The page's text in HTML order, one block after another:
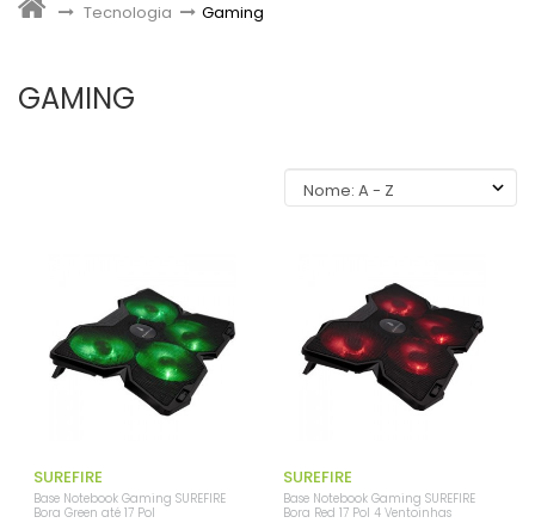
> Tecnologia > Gaming
GAMING
SUREFIRE
Base Notebook Gaming SUREFIRE
Bora Green até 17 Pol
SUREFIRE
Base Notebook Gaming SUREFIRE
Bora Red 17 Pol 4 Ventoinhas